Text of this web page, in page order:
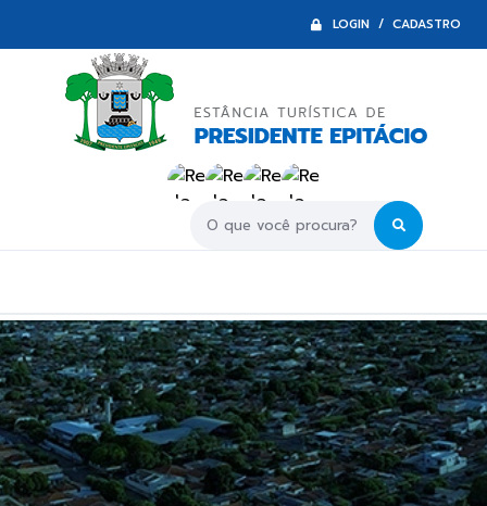
LOGIN / CADASTRO